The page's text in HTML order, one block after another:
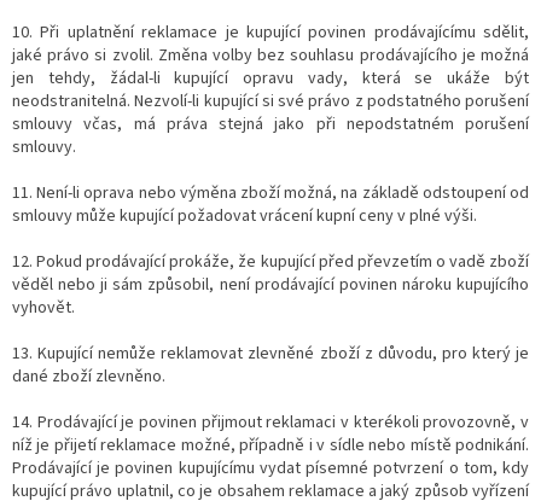
10. Při uplatnění reklamace je kupující povinen prodávajícímu sdělit,
jaké právo si zvolil. Změna volby bez souhlasu prodávajícího je možná
jen tehdy, žádal-li kupující opravu vady, která se ukáže být
neodstranitelná. Nezvolí-li kupující si své právo z podstatného porušení
smlouvy včas, má práva stejná jako při nepodstatném porušení
smlouvy.
11. Není-li oprava nebo výměna zboží možná, na základě odstoupení od
smlouvy může kupující požadovat vrácení kupní ceny v plné výši.
12. Pokud prodávající prokáže, že kupující před převzetím o vadě zboží
věděl nebo ji sám způsobil, není prodávající povinen nároku kupujícího
vyhovět.
13. Kupující nemůže reklamovat zlevněné zboží z důvodu, pro který je
dané zboží zlevněno.
14. Prodávající je povinen přijmout reklamaci v kterékoli provozovně, v
níž je přijetí reklamace možné, případně i v sídle nebo místě podnikání.
Prodávající je povinen kupujícímu vydat písemné potvrzení o tom, kdy
kupující právo uplatnil, co je obsahem reklamace a jaký způsob vyřízení